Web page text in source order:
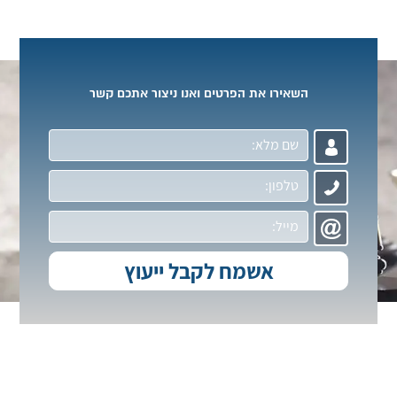
השאירו את הפרטים ואנו ניצור אתכם קשר